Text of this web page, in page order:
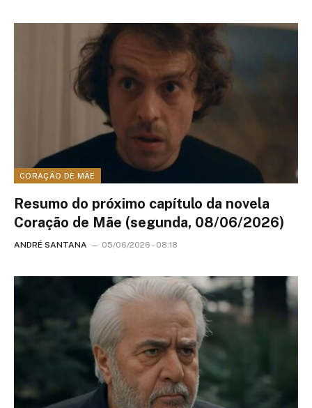
CORAÇÃO DE MÃE
Resumo do próximo capítulo da novela
Coração de Mãe (segunda, 08/06/2026)
ANDRÉ SANTANA 05/06/2026 - 08:18